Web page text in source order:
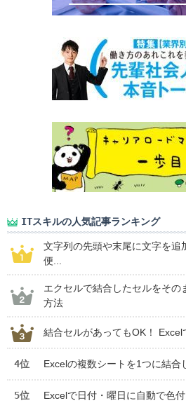
ITスキルの人気記事ランキング
文字列の先頭や末尾に文字を追
便...
エクセルで結合したセルをその
方法
結合セルがあってもOK！
4位 Excelの複数シートを1つに結合
5位 Excelで日付・曜日に自動で色